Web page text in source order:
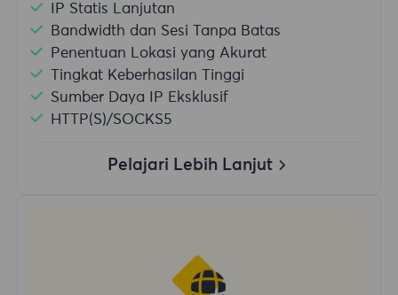
IP Statis Lanjutan
Bandwidth dan Sesi Tanpa Batas
Penentuan Lokasi yang Akurat
Tingkat Keberhasilan Tinggi
Sumber Daya IP Eksklusif
HTTP(S)/SOCKS5
Pelajari Lebih Lanjut